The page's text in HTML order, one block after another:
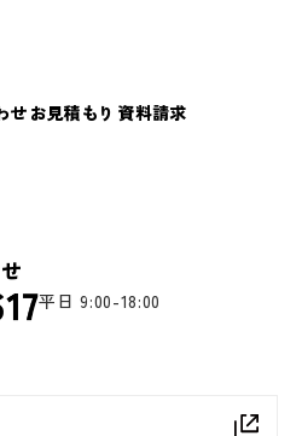
せ お見積もり 資料請求
平日 9:00-18:00